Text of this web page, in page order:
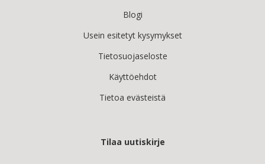
Blogi
Usein esitetyt kysymykset
Tietosuojaseloste
Käyttöehdot
Tietoa evästeistä
Tilaa uutiskirje